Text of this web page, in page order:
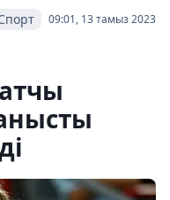
09:01, 13 тамыз 2023